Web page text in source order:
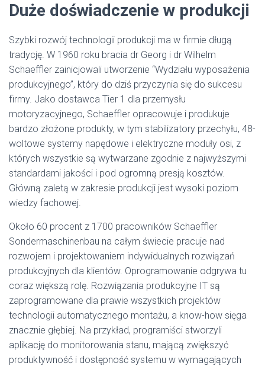
Duże doświadczenie w produkcji
Szybki rozwój technologii produkcji ma w firmie długą
tradycję. W 1960 roku bracia dr Georg i dr Wilhelm
Schaeffler zainicjowali utworzenie “Wydziału wyposażenia
produkcyjnego”, który do dziś przyczynia się do sukcesu
firmy. Jako dostawca Tier 1 dla przemysłu
motoryzacyjnego, Schaeffler opracowuje i produkuje
bardzo złożone produkty, w tym stabilizatory przechyłu, 48-
woltowe systemy napędowe i elektryczne moduły osi, z
których wszystkie są wytwarzane zgodnie z najwyższymi
standardami jakości i pod ogromną presją kosztów.
Główną zaletą w zakresie produkcji jest wysoki poziom
wiedzy fachowej.
Około 60 procent z 1700 pracowników Schaeffler
Sondermaschinenbau na całym świecie pracuje nad
rozwojem i projektowaniem indywidualnych rozwiązań
produkcyjnych dla klientów. Oprogramowanie odgrywa tu
coraz większą rolę. Rozwiązania produkcyjne IT są
zaprogramowane dla prawie wszystkich projektów
technologii automatycznego montażu, a know-how sięga
znacznie głębiej. Na przykład, programiści stworzyli
aplikację do monitorowania stanu, mającą zwiększyć
produktywność i dostępność systemu w wymagających